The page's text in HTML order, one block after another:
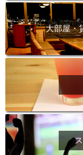
大部屋・